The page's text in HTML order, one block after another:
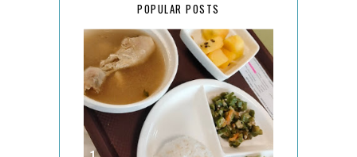
2025134
December15
November
October
POPULAR POSTS